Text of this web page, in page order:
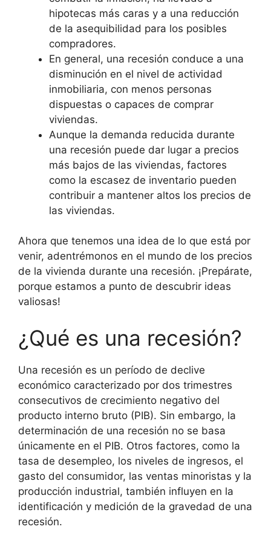
hipotecas más caras y a una reducción
de la asequibilidad para los posibles
compradores.
En general, una recesión conduce a una
disminución en el nivel de actividad
inmobiliaria, con menos personas
dispuestas o capaces de comprar
viviendas.
Aunque la demanda reducida durante
una recesión puede dar lugar a precios
más bajos de las viviendas, factores
como la escasez de inventario pueden
contribuir a mantener altos los precios de
las viviendas.
Ahora que tenemos una idea de lo que está por
venir, adentrémonos en el mundo de los precios
de la vivienda durante una recesión. ¡Prepárate,
porque estamos a punto de descubrir ideas
valiosas!
¿Qué es una recesión?
Una recesión es un período de declive
económico caracterizado por dos trimestres
consecutivos de crecimiento negativo del
producto interno bruto (PIB). Sin embargo, la
determinación de una recesión no se basa
únicamente en el PIB. Otros factores, como la
tasa de desempleo, los niveles de ingresos, el
gasto del consumidor, las ventas minoristas y la
producción industrial, también influyen en la
identificación y medición de la gravedad de una
recesión.